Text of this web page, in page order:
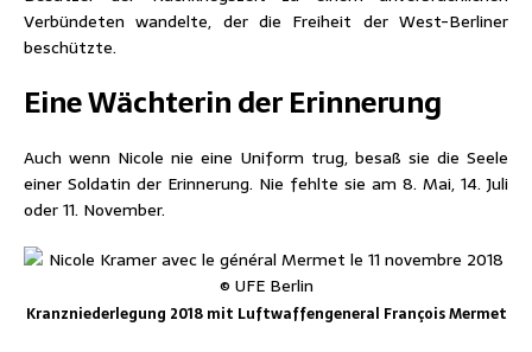
Verbündeten wandelte, der die Freiheit der West-Berliner
beschützte.
Eine Wächterin der Erinnerung
Auch wenn Nicole nie eine Uniform trug, besaß sie die Seele
einer Soldatin der Erinnerung. Nie fehlte sie am 8. Mai, 14. Juli
oder 11. November.
Kranzniederlegung 2018 mit Luftwaffengeneral François Mermet